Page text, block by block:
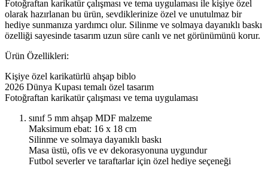
Fotoğraftan karikatür çalışması ve tema uygulaması ile kişiye özel
olarak hazırlanan bu ürün, sevdiklerinize özel ve unutulmaz bir
hediye sunmanıza yardımcı olur. Silinme ve solmaya dayanıklı baskı
özelliği sayesinde tasarım uzun süre canlı ve net görünümünü korur.
Ürün Özellikleri:
Kişiye özel karikatürlü ahşap biblo
2026 Dünya Kupası temalı özel tasarım
Fotoğraftan karikatür çalışması ve tema uygulaması
sınıf 5 mm ahşap MDF malzeme
Maksimum ebat: 16 x 18 cm
Silinme ve solmaya dayanıklı baskı
Masa üstü, ofis ve ev dekorasyonuna uygundur
Futbol severler ve taraftarlar için özel hediye seçeneği